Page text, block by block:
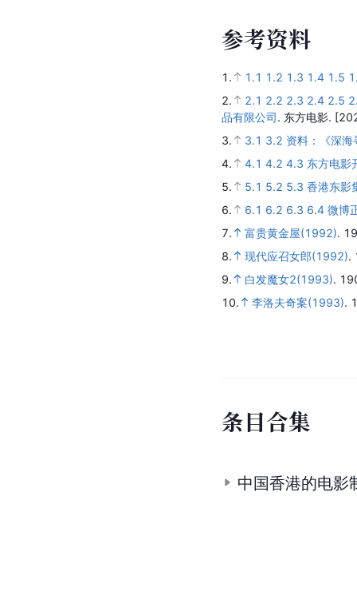
参考资料
1. 1.1 1.2 1.3 1.4 1.5
2.
2.1 2.2 2.3 2.4 2.5
品有限公司. 东方电影.
3.
3.1 3.2 资料：《深
4.
4.1 4.2 4.3 东方电影
5.
5.1 5.2 5.3 香港东影
6.
6.1 6.2 6.3 6.4 微博
7.
富贵黄金屋(1992).
8.
现代应召女郎(1992).
9.
白发魔女2(1993).
10.
李洛夫奇案(1993).
条目合集
中国香港的电影